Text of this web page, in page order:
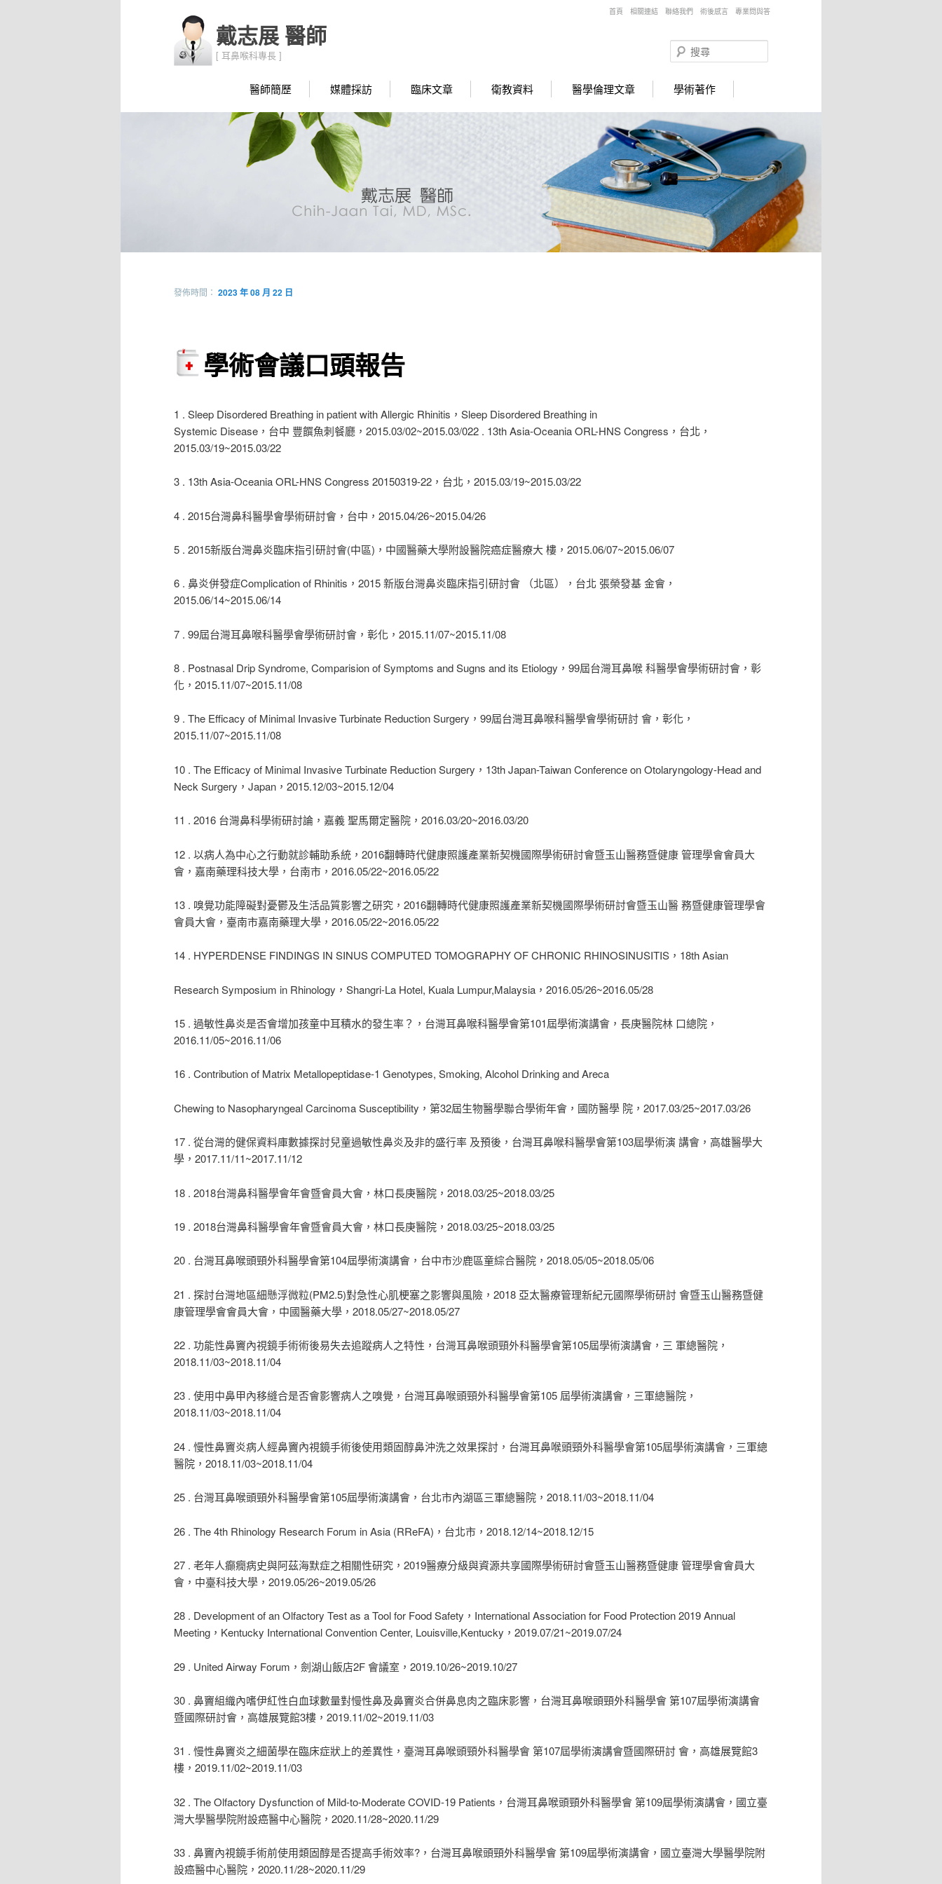
跳到主內容 首頁 相關連結 聯絡我們 術後感言 專業問與答
戴志展 醫師
[ 耳鼻喉科專長 ]
醫師簡歷 媒體採訪 臨床文章 衛教資料 醫學倫理文章 學術著作
學術會議口頭報告
發佈時間： 2023 年 08 月 22 日
1 . Sleep Disordered Breathing in patient with Allergic Rhinitis，Sleep Disordered Breathing in
Systemic Disease，台中 豐饌魚刺餐廳，2015.03/02~2015.03/022 . 13th Asia-Oceania ORL-HNS Congress，台北，
2015.03/19~2015.03/22
3 . 13th Asia-Oceania ORL-HNS Congress 20150319-22，台北，2015.03/19~2015.03/22
4 . 2015台灣鼻科醫學會學術研討會，台中，2015.04/26~2015.04/26
5 . 2015新版台灣鼻炎臨床指引研討會(中區)，中國醫藥大學附設醫院癌症醫療大 樓，2015.06/07~2015.06/07
6 . 鼻炎併發症Complication of Rhinitis，2015 新版台灣鼻炎臨床指引研討會 （北區），台北 張榮發基 金會，
2015.06/14~2015.06/14
7 . 99屆台灣耳鼻喉科醫學會學術研討會，彰化，2015.11/07~2015.11/08
8 . Postnasal Drip Syndrome, Comparision of Symptoms and Sugns and its Etiology，99屆台灣耳鼻喉 科醫學會學術研討會，彰
化，2015.11/07~2015.11/08
9 . The Efficacy of Minimal Invasive Turbinate Reduction Surgery，99屆台灣耳鼻喉科醫學會學術研討 會，彰化，
2015.11/07~2015.11/08
10 . The Efficacy of Minimal Invasive Turbinate Reduction Surgery，13th Japan-Taiwan Conference on Otolaryngology-Head and
Neck Surgery，Japan，2015.12/03~2015.12/04
11 . 2016 台灣鼻科學術研討論，嘉義 聖馬爾定醫院，2016.03/20~2016.03/20
12 . 以病人為中心之行動就診輔助系統，2016翻轉時代健康照護產業新契機國際學術研討會暨玉山醫務暨健康 管理學會會員大
會，嘉南藥理科技大學，台南市，2016.05/22~2016.05/22
13 . 嗅覺功能障礙對憂鬱及生活品質影響之研究，2016翻轉時代健康照護產業新契機國際學術研討會暨玉山醫 務暨健康管理學會
會員大會，臺南市嘉南藥理大學，2016.05/22~2016.05/22
14 . HYPERDENSE FINDINGS IN SINUS COMPUTED TOMOGRAPHY OF CHRONIC RHINOSINUSITIS，18th Asian
Research Symposium in Rhinology，Shangri-La Hotel, Kuala Lumpur,Malaysia，2016.05/26~2016.05/28
15 . 過敏性鼻炎是否會增加孩童中耳積水的發生率？，台灣耳鼻喉科醫學會第101屆學術演講會，長庚醫院林 口總院，
2016.11/05~2016.11/06
16 . Contribution of Matrix Metallopeptidase-1 Genotypes, Smoking, Alcohol Drinking and Areca
Chewing to Nasopharyngeal Carcinoma Susceptibility，第32屆生物醫學聯合學術年會，國防醫學 院，2017.03/25~2017.03/26
17 . 從台灣的健保資料庫數據探討兒童過敏性鼻炎及非的盛行率 及預後，台灣耳鼻喉科醫學會第103屆學術演 講會，高雄醫學大
學，2017.11/11~2017.11/12
18 . 2018台灣鼻科醫學會年會暨會員大會，林口長庚醫院，2018.03/25~2018.03/25
19 . 2018台灣鼻科醫學會年會暨會員大會，林口長庚醫院，2018.03/25~2018.03/25
20 . 台灣耳鼻喉頭頸外科醫學會第104屆學術演講會，台中市沙鹿區童綜合醫院，2018.05/05~2018.05/06
21 . 探討台灣地區細懸浮微粒(PM2.5)對急性心肌梗塞之影響與風險，2018 亞太醫療管理新紀元國際學術研討 會暨玉山醫務暨健
康管理學會會員大會，中國醫藥大學，2018.05/27~2018.05/27
22 . 功能性鼻竇內視鏡手術術後易失去追蹤病人之特性，台灣耳鼻喉頭頸外科醫學會第105屆學術演講會，三 軍總醫院，
2018.11/03~2018.11/04
23 . 使用中鼻甲內移縫合是否會影響病人之嗅覺，台灣耳鼻喉頭頸外科醫學會第105 屆學術演講會，三軍總醫院，
2018.11/03~2018.11/04
24 . 慢性鼻竇炎病人經鼻竇內視鏡手術後使用類固醇鼻沖洗之效果探討，台灣耳鼻喉頭頸外科醫學會第105屆學術演講會，三軍總
醫院，2018.11/03~2018.11/04
25 . 台灣耳鼻喉頭頸外科醫學會第105屆學術演講會，台北市內湖區三軍總醫院，2018.11/03~2018.11/04
26 . The 4th Rhinology Research Forum in Asia (RReFA)，台北市，2018.12/14~2018.12/15
27 . 老年人癲癇病史與阿茲海默症之相關性研究，2019醫療分級與資源共享國際學術研討會暨玉山醫務暨健康 管理學會會員大
會，中臺科技大學，2019.05/26~2019.05/26
28 . Development of an Olfactory Test as a Tool for Food Safety，International Association for Food Protection 2019 Annual
Meeting，Kentucky International Convention Center, Louisville,Kentucky，2019.07/21~2019.07/24
29 . United Airway Forum，劍湖山飯店2F 會議室，2019.10/26~2019.10/27
30 . 鼻竇組織內嗜伊紅性白血球數量對慢性鼻及鼻竇炎合併鼻息肉之臨床影響，台灣耳鼻喉頭頸外科醫學會 第107屆學術演講會
暨國際研討會，高雄展覽館3樓，2019.11/02~2019.11/03
31 . 慢性鼻竇炎之細菌學在臨床症狀上的差異性，臺灣耳鼻喉頭頸外科醫學會 第107屆學術演講會暨國際研討 會，高雄展覽館3
樓，2019.11/02~2019.11/03
32 . The Olfactory Dysfunction of Mild-to-Moderate COVID-19 Patients，台灣耳鼻喉頭頸外科醫學會 第109屆學術演講會，國立臺
灣大學醫學院附設癌醫中心醫院，2020.11/28~2020.11/29
33 . 鼻竇內視鏡手術前使用類固醇是否提高手術效率?，台灣耳鼻喉頭頸外科醫學會 第109屆學術演講會，國立臺灣大學醫學院附
設癌醫中心醫院，2020.11/28~2020.11/29